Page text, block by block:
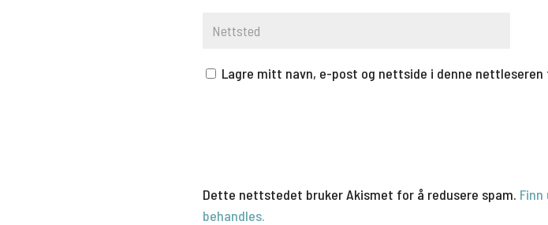
Lagre mitt navn, e-post og nettside i denne
Dette nettstedet bruker Akismet for å redusere spam.
behandles.